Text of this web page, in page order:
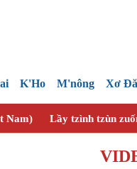
K'Ho M'nông Xơ
Nam) Lầy tzình tzùn